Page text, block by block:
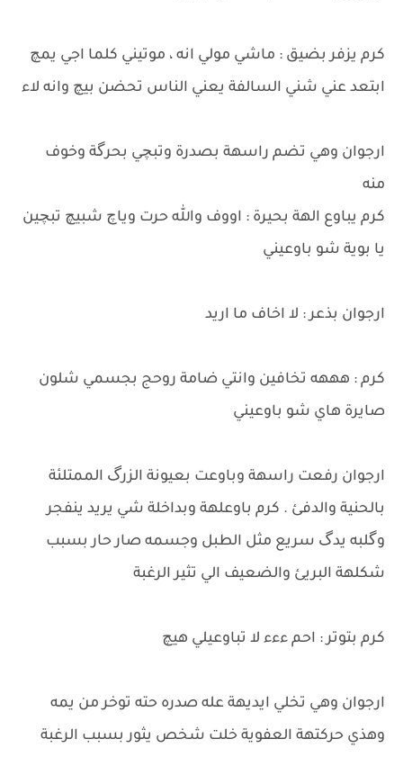
كرم يزفر بضيق : ماشي مولي انه ، موتيني كلما اجي يمچ
ابتعد عني شني السالفة يعني الناس تحضن بيچ وانه لاء
ارجوان وهي تضم راسهة بصدرة وتبچي بحرگة وخوف
منه
كرم يباوع الهة بحيرة : اووف والله حرت وياچ شبيچ تبچين
يا بوية شو باوعيني
ارجوان بذعر : لا اخاف ما اريد
كرم : هههه تخافين وانتي ضامة روحج بجسمي شلون
صايرة هاي شو باوعيني
ارجوان رفعت راسهة وباوعت بعيونة الزرگ الممتلئة
بالحنية والدفئ . كرم باوعلهة وبداخلة شي يريد ينفجر
وگلبه يدگ سريع مثل الطبل وجسمه صار حار بسبب
شكلهة البريئ والضعيف الي تثير الرغبة
كرم بتوتر : احم ءءء لا تباوعيلي هيچ
ارجوان وهي تخلي ايديهة عله صدره حته توخر من يمه
وهذي حركتهة العفوية خلت شخص يثور بسبب الرغبة